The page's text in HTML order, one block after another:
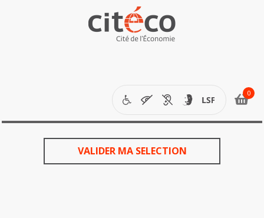
étapes
de
votre
commande
VALIDER MA SELECTION